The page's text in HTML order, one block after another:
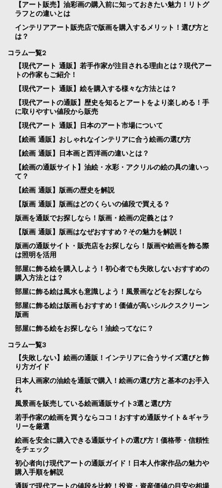
【アート販売】油彩画の購入前に知っておきたい魅力！リトグ
ラフとの違いとは
インテリアアート販売店で版画を購入するメリット！選び方と
は？
コラム一覧2
【現代アート 通販】若手作家が注目される理由とは？現代アー
トの作家もご紹介！
【現代アート 通販】絵を購入する様々な方法とは？
【現代アートの通販】歴史を知るとアートをより楽しめる！手
に取りやすい値段から販売
【現代アート 通販】日本のアート市場について
【絵画 通販】おしゃれなインテリアに合う絵画の選び方
【絵画 通販】日本画と西洋画の違いとは？
【絵画の通販サイト】油絵・水彩・アクリルの絵の具の違いっ
て？
【絵画 通販】版画の歴史を解説
【版画 通販】版画はどのくらいの値段で買える？
版画を通販でお探しなら！版画・絵画の定義とは？
【版画 通販】版画はなぜおすすめ？その魅力を解説！
版画の通販サイト・販売店をお探しなら！版画や絵画を飾る際
は照明を活用
部屋に飾る絵を購入しよう！初心者でも失敗しないおすすめの
購入方法とは？
部屋に飾る絵は風水も意識しよう！風景画などをお探しなら
部屋に飾る絵は版画もおすすめ！価値が高いシルクスクリーン
版画
部屋に飾る絵をお探しなら！油絵ってなに？
コラム一覧3
【失敗しない】絵画の通販！インテリアに合うサイズ選びと飾
り方ガイド
日本人画家の油絵を通販で購入！絵画の選び方と基本のお手入
れ
風景画を販売している絵画通販サイト3選と選び方
若手作家の絵画を買うならココ！おすすめ通販サイト＆ギャラ
リーを厳選
絵画を安全に購入できる通販サイトの選び方！価格帯・信頼性
をチェック
初心者向け現代アートの通販ガイド！日本人作家作品の魅力や
購入手順を解説
通販で現代アートの値段を比較！投資・資産価値の目安や相場